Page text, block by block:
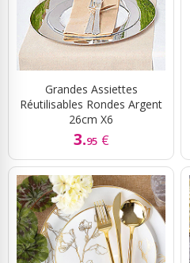
Grandes Assiettes
Réutilisables Rondes Argent
26cm X6
3.95 €